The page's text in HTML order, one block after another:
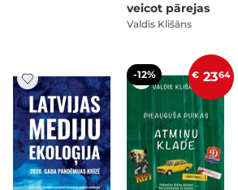
veicot pārejas
Valdis Klišāns
-12% € 2364